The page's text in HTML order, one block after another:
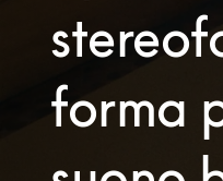
forma